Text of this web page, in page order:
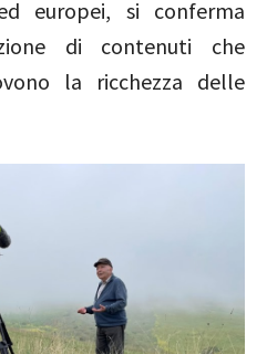
europei, si conferma
di contenuti che
la ricchezza delle